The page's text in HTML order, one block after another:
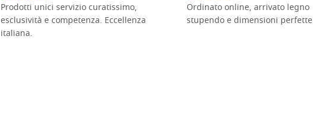
Prodotti unici servizio curatissimo,
esclusività e competenza. Eccellenza
italiana.
Ordinato online, arrivato legno
stupendo e dimensioni perfette